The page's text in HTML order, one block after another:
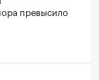
превысило